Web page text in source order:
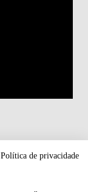
Política de privacidade